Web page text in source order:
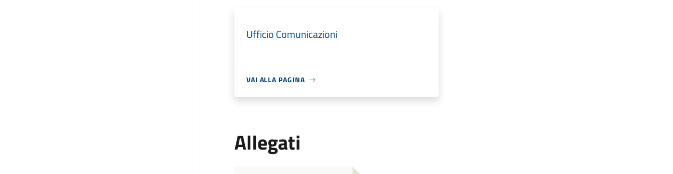
Ufficio Comunicazioni
VAI ALLA PAGINA
Allegati